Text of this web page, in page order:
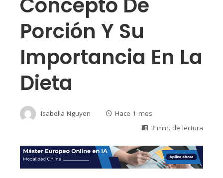
Concepto De
Porción Y Su
Importancia En La
Dieta
Isabella Nguyen
Hace 1 mes
3 min. de lectura